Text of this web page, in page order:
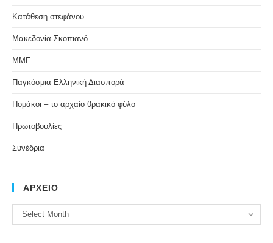
Κατάθεση στεφάνου
Μακεδονία-Σκοπιανό
ΜΜΕ
Παγκόσμια Ελληνική Διασπορά
Πομάκοι – το αρχαίο θρακικό φύλο
Πρωτοβουλίες
Συνέδρια
ΑΡΧΕΙΟ
ΑΡΧΕΙΟ
Select Month